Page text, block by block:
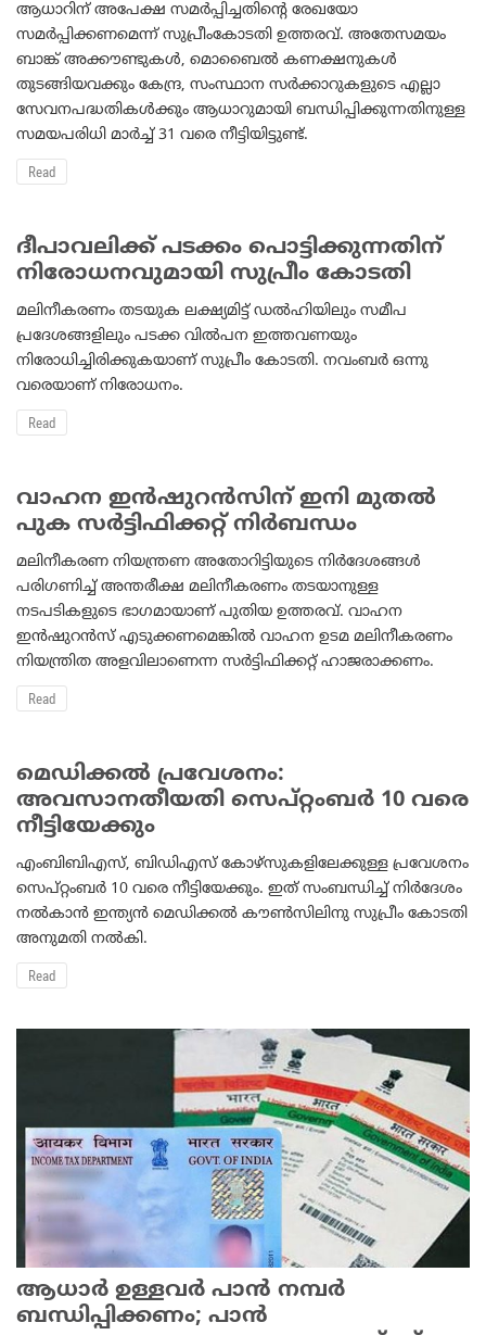
ആധാറിന് അപേക്ഷ സമര്‍പ്പിച്ചതിന്റെ രേഖയോ
സമര്‍പ്പിക്കണമെന്ന് സുപ്രീംകോടതി ഉത്തരവ്. അതേസമയം
ബാങ്ക് അക്കൗണ്ടുകള്‍, മൊബൈല്‍ കണക്ഷനുകള്‍
തുടങ്ങിയവക്കും കേന്ദ്ര, സംസ്ഥാന സര്‍ക്കാറുകളുടെ എല്ലാ
സേവനപദ്ധതികള്‍ക്കും ആധാറുമായി ബന്ധിപ്പിക്കുന്നതിനുള്ള
സമയപരിധി മാര്‍ച്ച് 31 വരെ നീട്ടിയിട്ടുണ്ട്.
Read
ദീപാവലിക്ക് പടക്കം പൊട്ടിക്കുന്നതിന്
നിരോധനവുമായി സുപ്രീം കോടതി
മലിനീകരണം തടയുക ലക്ഷ്യമിട്ട് ഡല്‍ഹിയിലും സമീപ
പ്രദേശങ്ങളിലും പടക്ക വില്‍പന ഇത്തവണയും
നിരോധിച്ചിരിക്കുകയാണ് സുപ്രീം കോടതി. നവംബര്‍ ഒന്നു
വരെയാണ് നിരോധനം.
Read
വാഹന ഇന്‍ഷുറന്‍സിന് ഇനി മുതല്‍
പുക സര്‍ട്ടിഫിക്കറ്റ് നിര്‍ബന്ധം
മലിനീകരണ നിയന്ത്രണ അതോറിട്ടിയുടെ നിര്‍ദേശങ്ങള്‍
പരിഗണിച്ച് അന്തരീക്ഷ മലിനീകരണം തടയാനുള്ള
നടപടികളുടെ ഭാഗമായാണ് പുതിയ ഉത്തരവ്. വാഹന
ഇന്‍ഷുറന്‍സ് എടുക്കണമെങ്കില്‍ വാഹന ഉടമ മലിനീകരണം
നിയന്ത്രിത അളവിലാണെന്ന സര്‍ട്ടിഫിക്കറ്റ് ഹാജരാക്കണം.
Read
മെഡിക്കല്‍ പ്രവേശനം:
അവസാനതീയതി സെപ്റ്റംബര്‍ 10 വരെ
നീട്ടിയേക്കും
എംബിബിഎസ്, ബിഡിഎസ് കോഴ്‌സുകളിലേക്കുള്ള പ്രവേശനം
സെപ്റ്റംബര്‍ 10 വരെ നീട്ടിയേക്കും. ഇത് സംബന്ധിച്ച് നിര്‍ദേശം
നല്‍കാന്‍ ഇന്ത്യന്‍ മെഡിക്കല്‍ കൗണ്‍സിലിനു സുപ്രീം കോടതി
അനുമതി നല്‍കി.
Read
ആധാര്‍ ഉള്ളവര്‍ പാന്‍ നമ്പര്‍
ബന്ധിപ്പിക്കണം; പാന്‍